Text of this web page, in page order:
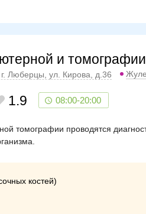
и томографии
г. Люберцы, ул. Кирова, д.36
1.9 08:00-20:00
томографии проводятся
костей)